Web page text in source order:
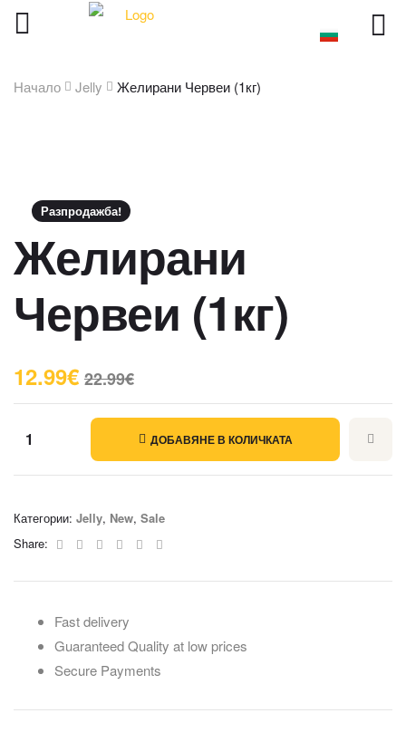
Начало Jelly Желирани Червеи (1кг)
Разпродажба!
Желирани
Червеи (1кг)
22.99€
12.99€
ДОБАВЯНЕ В КОЛИЧКАТА
Категории: Jelly, New, Sale
Share:
Facebook
TwitterLinkedinGoogle+Pinterest
Fast delivery
Guaranteed Quality at low prices
Secure Payments